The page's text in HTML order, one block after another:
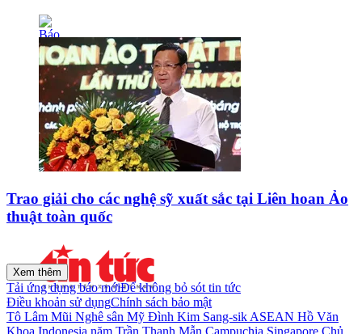
Trao giải cho các nghệ sỹ xuất sắc tại Liên hoan Ảo
thuật toàn quốc
Xem thêm
Tải ứng dụng báo mớiĐể không bỏ sót tin tức
Điều khoản sử dụngChính sách bảo mật
Tô Lâm Mũi Nghê sân Mỹ Đình Kim Sang-sik ASEAN Hồ Văn
Khoa Indonesia năm Trần Thanh Mẫn Campuchia Singapore Chủ